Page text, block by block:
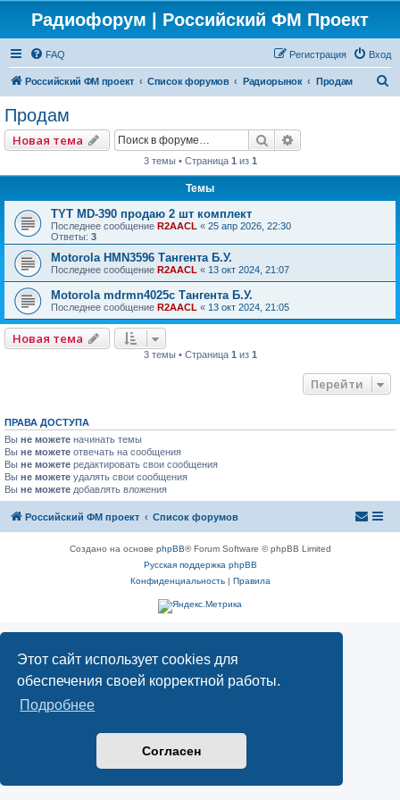
Этот сайт использует cookies для
обеспечения своей корректной работы.
Подробнее
Согласен
Радиофорум | Российский ФМ Проект
FAQ Вход
Регистрация
Российский ФМ проект Список форумов Радиорынок Продам
Продам
Новая тема Поиск
3 темы • Страница 1 из 1
Темы
TYT MD-390 продаю 2 шт комплект
Последнее сообщение R2AACL « 25 апр 2026, 22:30
Ответы: 3
Motorola HMN3596 Тангента Б.У.
Последнее сообщение R2AACL « 13 окт 2024, 21:07
Motorola mdrmn4025с Тангента Б.У.
Последнее сообщение R2AACL « 13 окт 2024, 21:05
Новая тема
3 темы • Страница 1 из 1
Перейти
ПРАВА ДОСТУПА
Вы не можете начинать темы
Вы не можете отвечать на сообщения
Вы не можете редактировать свои сообщения
Вы не можете удалять свои сообщения
Вы не можете добавлять вложения
Российский ФМ проект Список форумов
Создано на основе phpBB® Forum Software © phpBB Limited
Русская поддержка phpBB
Конфиденциальность| Правила